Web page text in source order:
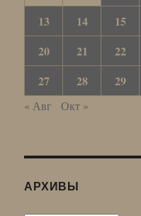
13
14 15
20
21 22
27
28 29
« Авг Окт »
АРХИВЫ